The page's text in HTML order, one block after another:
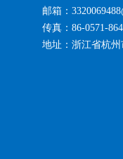
邮箱：
传真：86-0571-
地址：浙江省杭州